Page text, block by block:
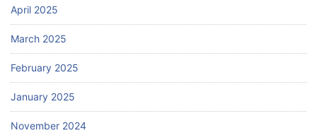
April 2025
March 2025
February 2025
January 2025
November 2024